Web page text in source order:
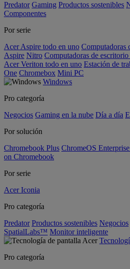
Predator Gaming Productos sostenibles
Componentes
Por serie
Acer Aspire todo en uno Computadoras
Aspire Nitro Computadoras de
Acer Veriton todo en uno Estación de
One Chromebox Mini PC
Windows
Pro categoría
Negocios Gaming en la nube Día a día
Por solución
Chromebook Plus ChromeOS
on Chromebook
Por serie
Acer Iconia
Pro categoría
Predator Productos sostenibles Negocios
SpatialLabs™ Monitor inteligente
Pro categoría